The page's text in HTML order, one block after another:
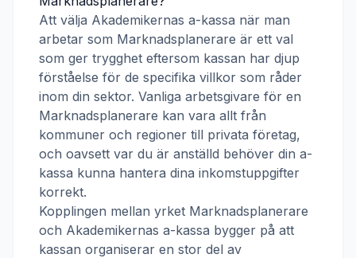
Att välja Akademikernas a-kassa när man
arbetar som Marknadsplanerare är ett val
som ger trygghet eftersom kassan har djup
förståelse för de specifika villkor som råder
inom din sektor. Vanliga arbetsgivare för en
Marknadsplanerare kan vara allt från
kommuner och regioner till privata företag,
och oavsett var du är anställd behöver din a-
kassa kunna hantera dina inkomstuppgifter
korrekt.
Kopplingen mellan yrket Marknadsplanerare
och Akademikernas a-kassa bygger på att
kassan organiserar en stor del av